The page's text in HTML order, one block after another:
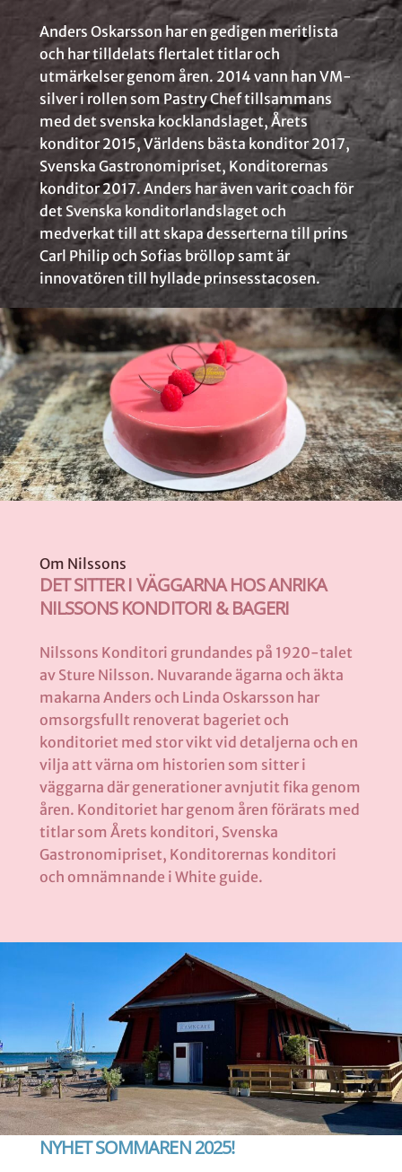
Anders Oskarsson har en gedigen meritlista
och har tilldelats flertalet titlar och
utmärkelser genom åren. 2014 vann han VM-
silver i rollen som Pastry Chef tillsammans
med det svenska kocklandslaget, Årets
konditor 2015, Världens bästa konditor 2017,
Svenska Gastronomipriset, Konditorernas
konditor 2017. Anders har även varit coach för
det Svenska konditorlandslaget och
medverkat till att skapa desserterna till prins
Carl Philip och Sofias bröllop samt är
innovatören till hyllade prinsesstacosen.
Om Nilssons
DET SITTER I VÄGGARNA HOS ANRIKA
NILSSONS KONDITORI & BAGERI
Nilssons Konditori grundandes på 1920-talet
av Sture Nilsson. Nuvarande ägarna och äkta
makarna Anders och Linda Oskarsson har
omsorgsfullt renoverat bageriet och
konditoriet med stor vikt vid detaljerna och en
vilja att värna om historien som sitter i
väggarna där generationer avnjutit fika genom
åren. Konditoriet har genom åren förärats med
titlar som Årets konditori, Svenska
Gastronomipriset, Konditorernas konditori
och omnämnande i White guide.
NYHET SOMMAREN 2025!